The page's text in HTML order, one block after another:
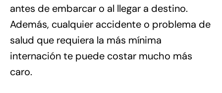
antes de embarcar o al llegar a destino.
Además, cualquier accidente o problema de
salud que requiera la más mínima
internación te puede costar mucho más
caro.